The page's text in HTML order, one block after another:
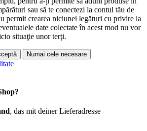
sau să te conectezi la contul tău de
permit crearea niciunei legături cu privire la
date colectate în acest mod nu vor
situaţie unor terţi.
Numai cele necesare
, das mit deiner Lieferadresse